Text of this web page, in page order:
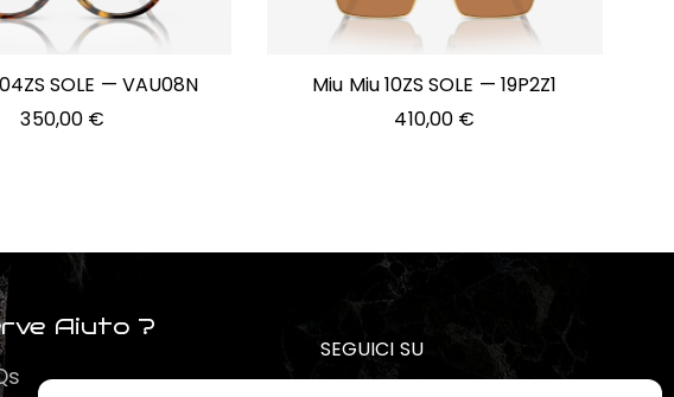
SOLE — VAU08N
350,00 €
Miu Miu 10ZS SOLE — 19P2Z1
410,00 €
Aiuto ?
SEGUICI SU